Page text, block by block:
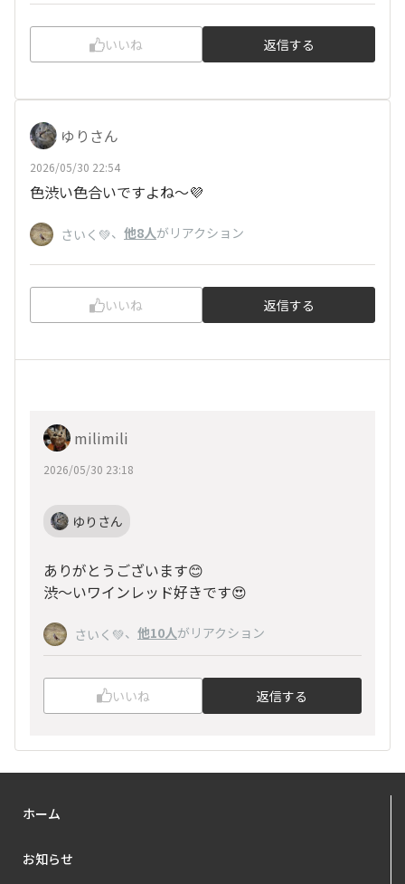
いいね 返信する
ゆりさん
2026/05/30 22:54
色渋い色合いですよね～💜
さいく💚、 他8人がリアクション
いいね 返信する
milimili
2026/05/30 23:18
ゆりさん
ありがとうございます😊
渋〜いワインレッド好きです😍
さいく💚、 他10人がリアクション
いいね 返信する
ホーム
お知らせ